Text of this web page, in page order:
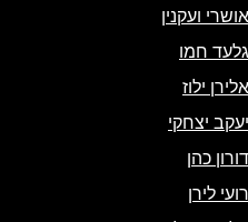
אושרי ועקנין
גלעד חמו
אלירן ילוז
יעקב יצחקי
דורון כהן
רועי לירן